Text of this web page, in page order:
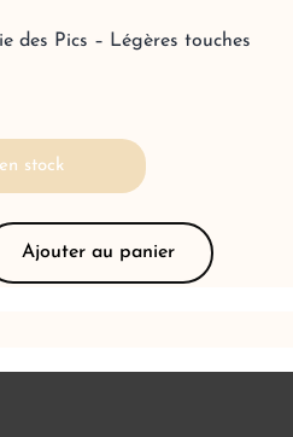
des Pics – Légères touches
stock
Ajouter au panier